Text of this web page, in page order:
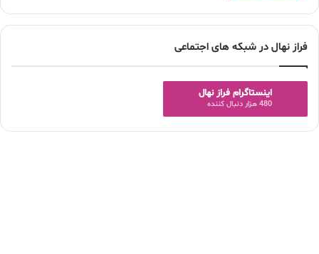
فراز نهال در شبکه های اجتماعی
اینستاگرام فراز نهال
480 هزار دنبال کننده